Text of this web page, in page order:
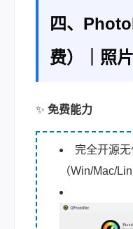
四、
费）｜照
✨ 免费能力
完全开源
（Win/Mac/